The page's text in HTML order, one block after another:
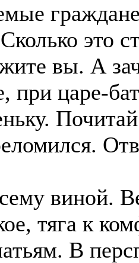
это
вы. А
при царе-
виной.
тяга к
В